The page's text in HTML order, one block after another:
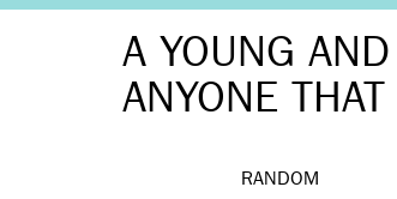
A YOUNG AND
ANYONE THAT
RANDOM